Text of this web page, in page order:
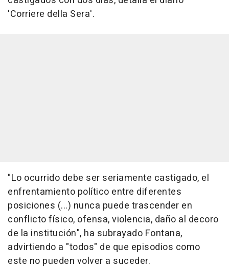
'Corriere della Sera'.
"Lo ocurrido debe ser seriamente castigado, el
enfrentamiento político entre diferentes
posiciones (...) nunca puede trascender en
conflicto físico, ofensa, violencia, daño al decoro
de la institución", ha subrayado Fontana,
advirtiendo a "todos" de que episodios como
este no pueden volver a suceder.